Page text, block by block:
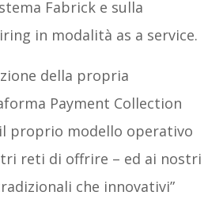
Fabrick e sulla
in modalità as a service.
della propria
Payment Collection
proprio modello operativo
reti di offrire – ed ai nostri
che innovativi”